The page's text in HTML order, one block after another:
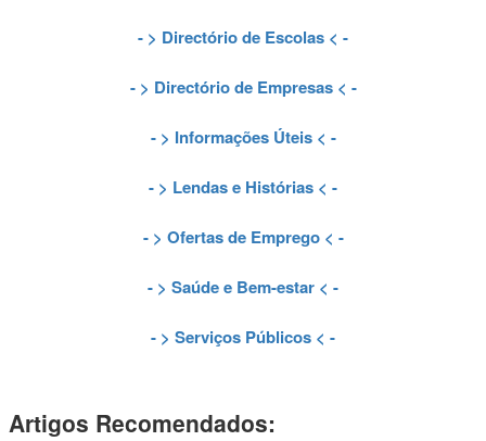
- > Directório de Escolas < -
- > Directório de Empresas< -
- > Informações Úteis< -
- > Lendas e Histórias < -
- > Ofertas de Emprego< -
- > Saúde e Bem-estar < -
- > Serviços Públicos < -
Artigos Recomendados: